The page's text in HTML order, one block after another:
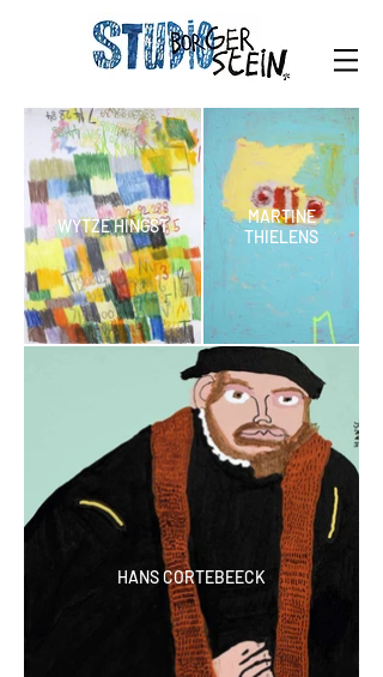
WYTZE HINGST
MARTINE
THIELENS
HANS CORTEBEECK